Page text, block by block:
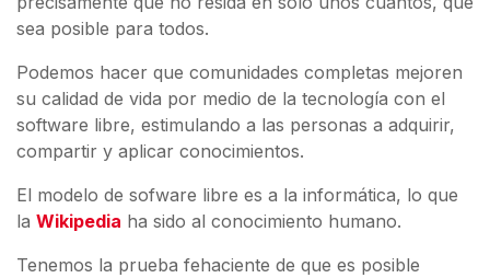
sea posible para todos.
Podemos hacer que comunidades completas mejoren
su calidad de vida por medio de la tecnología con el
software libre, estimulando a las personas a adquirir,
compartir y aplicar conocimientos.
El modelo de sofware libre es a la informática, lo que
la Wikipedia ha sido al conocimiento humano.
Tenemos la prueba fehaciente de que es posible